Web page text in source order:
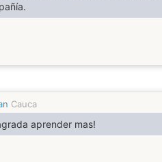
Cauca
aprender mas!